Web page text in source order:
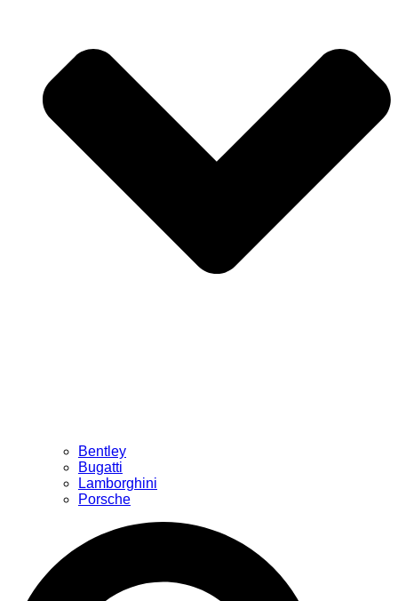
Bentley
Bugatti
Lamborghini
Porsche